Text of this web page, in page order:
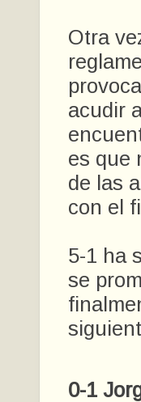
Otra
acudir
es que
de las
con el
5-1 ha
se
0-1